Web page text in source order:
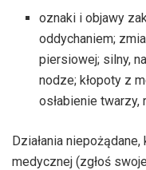
oznaki i objawy
oddychaniem;
piersiowej; silny,
nodze; kłopoty z
osłabienie twarzy,
Działania
medycznej (zgłoś